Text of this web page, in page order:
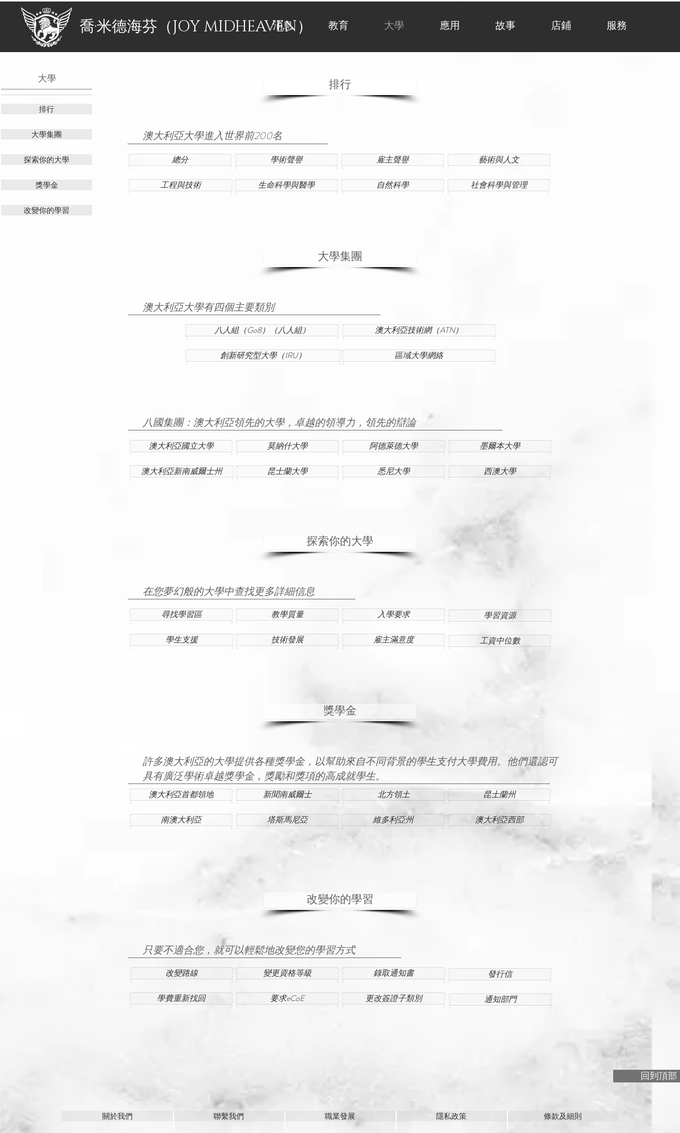
喬·米德海芬（JOY MIDHEAVEN）
消息 教育 大學 應用 故事 店鋪 服務
大學
排行
大學集團
探索你的大學
獎學金
改變你的學習
排行
澳大利亞大學進入世界前200名
總分 學術聲譽 雇主聲譽 藝術與人文
工程與技術 生命科學與醫學 自然科學 社會科學與管理
大學集團
澳大利亞大學有四個主要類別
八人組（Go8）（八人組） 澳大利亞技術網（ATN）
創新研究型大學（IRU） 區域大學網絡
八國集團：澳大利亞領先的大學，卓越的領導力，領先的辯論
澳大利亞國立大學 莫納什大學 阿德萊德大學 墨爾本大學
澳大利亞新南威爾士州 昆士蘭大學 悉尼大學 西澳大學
探索你的大學
在您夢幻般的大學中查找更多詳細信息
尋找學習區 教學質量 入學要求 學習資源
學生支援 技術發展 雇主滿意度 工資中位數
獎學金
許多澳大利亞的大學提供各種獎學金，以幫助來自不同背景的學生支付大學費用。他們還認可
具有廣泛學術卓越獎學金，獎勵和獎項的高成就學生。
澳大利亞首都領地 新聞南威爾士 北方領土 昆士蘭州
南澳大利亞 塔斯馬尼亞 維多利亞州 澳大利亞西部
改變你的學習
只要不適合您，就可以輕鬆地改變您的學習方式
改變路線 變更資格等級 錄取通知書 發行信
學費重新找回 要求eCoE 更改簽證子類別 通知部門
回到頂部
關於我們 聯繫我們 職業發展 隱私政策 條款及細則